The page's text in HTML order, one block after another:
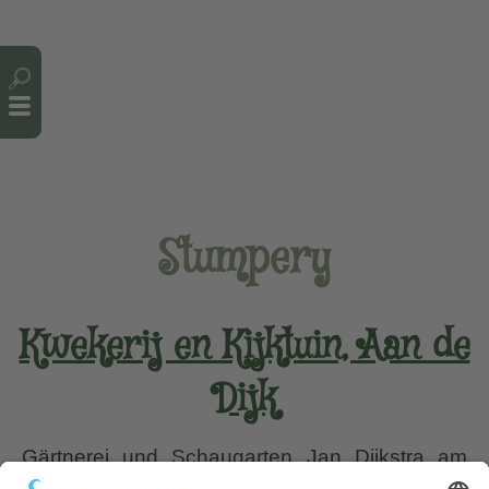
Stumpery
Kwekerij en Kijktuin, Aan de
Dijk
Gärtnerei und Schaugarten Jan Dijkstra am
Deich Endlich war ich das erste Mal in einer